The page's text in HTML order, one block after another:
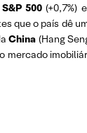
S&P 500 (+0,7%) e
que o país dê
China (Hang